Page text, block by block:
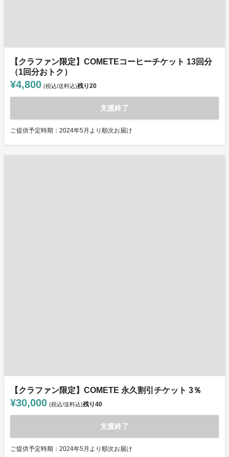
【クラファン限定】COMETEコーヒーチケット 13回分
（1回分おトク）
¥4,800 (税込/送料込)残り20
支援終了
ご提供予定時期：2024年5月より順次お届け
【クラファン限定】COMETE 永久割引チケット 3％
¥30,000 (税込/送料込)残り40
支援終了
ご提供予定時期：2024年5月より順次お届け